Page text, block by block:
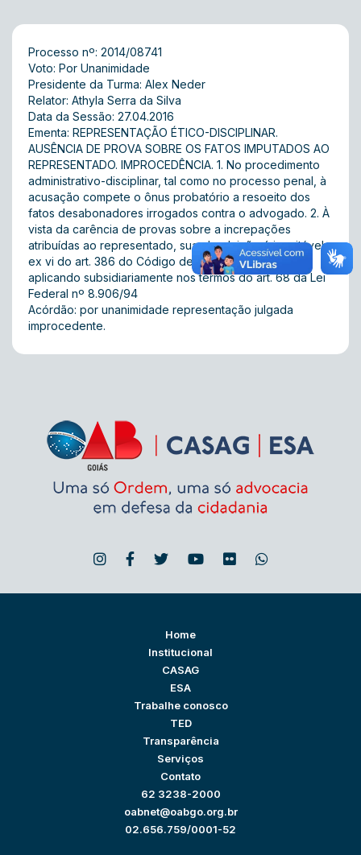
Processo nº: 2014/08741
Voto: Por Unanimidade
Presidente da Turma: Alex Neder
Relator: Athyla Serra da Silva
Data da Sessão: 27.04.2016
Ementa: REPRESENTAÇÃO ÉTICO-DISCIPLINAR.
AUSÊNCIA DE PROVA SOBRE OS FATOS IMPUTADOS AO
REPRESENTADO. IMPROCEDÊNCIA. 1. No procedimento
administrativo-disciplinar, tal como no processo penal, à
acusação compete o ônus probatório a resoeito dos
fatos desabonadores irrogados contra o advogado. 2. À
vista da carência de provas sobre a increpações
atribuídas ao representado, sua absolvição é inevitável,
ex vi do art. 386 do Código de Processo Penal,
aplicando subsidiariamente nos termos do art. 68 da Lei
Federal nº 8.906/94
Acórdão: por unanimidade representação julgada
improcedente.
Home
Institucional
CASAG
ESA
Trabalhe conosco
TED
Transparência
Serviços
Contato
62 3238-2000
oabnet@oabgo.org.br
02.656.759/0001-52